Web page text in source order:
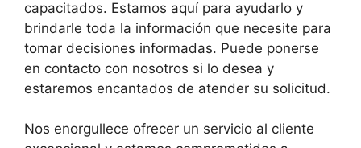
capacitados. Estamos aquí para ayudarlo y
brindarle toda la información que necesite para
tomar decisiones informadas. Puede ponerse
en contacto con nosotros si lo desea y
estaremos encantados de atender su solicitud.
Nos enorgullece ofrecer un servicio al cliente